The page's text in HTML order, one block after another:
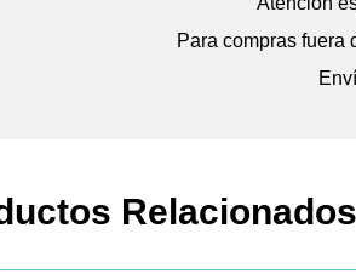
Para compras fuera
Relacionados